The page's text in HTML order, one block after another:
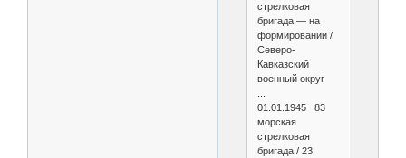
стрелковая
бригада — на
формировании /
Северо-
Кавказский
военный округ
01.01.1945 83
морская
стрелковая
бригада / 23